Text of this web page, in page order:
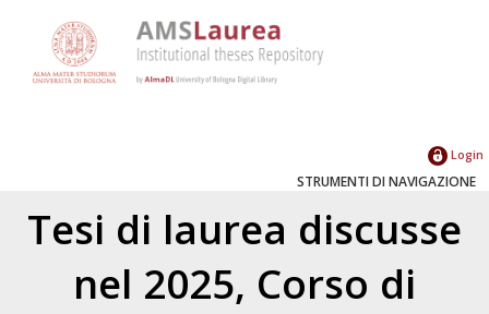
Login
STRUMENTI DI NAVIGAZIONE
Tesi di laurea discusse
nel 2025, Corso di